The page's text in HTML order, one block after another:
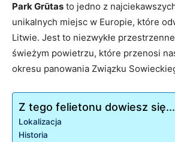
Park Grūtas to jedno z
unikalnych miejsc w Europie, które
Litwie. Jest to niezwykłe
świeżym powietrzu, które przenosi
okresu panowania Związku
Z tego felietonu dowiesz się...
Lokalizacja
Historia